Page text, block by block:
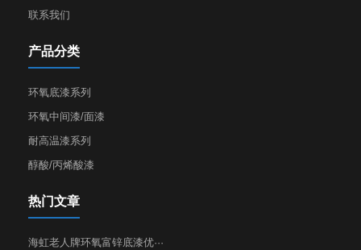
联系我们
产品分类
环氧底漆系列
环氧中间漆/面漆
耐高温漆系列
醇酸/丙烯酸漆
热门文章
海虹老人牌环氧富锌底漆优···